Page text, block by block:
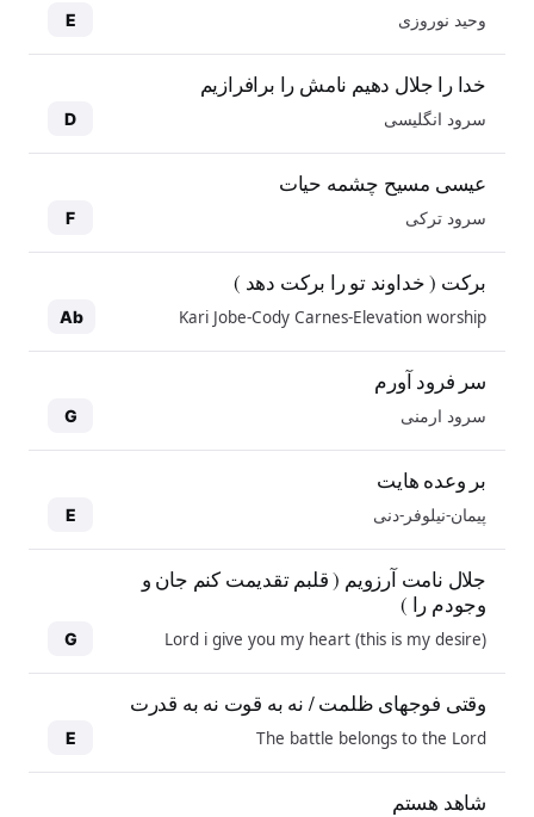
وحید نوروزی E
خدا را جلال دهیم نامش را برافرازیم
سرود انگلیسی D
عیسی مسیح چشمه حیات
سرود ترکی F
برکت ( خداوند تو را برکت دهد )
Kari Jobe-Cody Carnes-Elevation worship
Ab
سر فرود آورم
سرود ارمنی G
بر وعده هایت
پیمان-نیلوفر-دنی E
جلال نامت آرزویم ( قلبم تقدیمت کنم جان و
وجودم را )
Lord i give you my heart (this is my desire)
G
وقتی فوجهای ظلمت / نه به قوت نه به قدرت
The battle belongs to the Lord
E
شاهد هستم